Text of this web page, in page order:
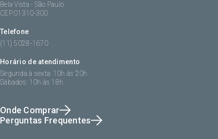
Bela Vista - São Paulo
CEP:01310-300
Telefone
(11) 5028-1670
Horário de atendimento
Segunda à sexta: 10h às 20h
Sábados: 10h às 18h
Onde Comprar
Perguntas Frequentes